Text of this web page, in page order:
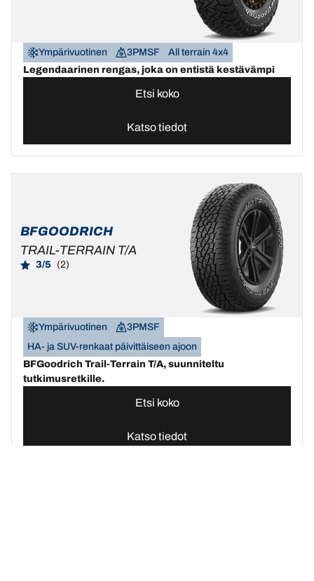
Ympärivuotinen 3PMSF
All terrain 4x4
Legendaarinen rengas, joka on entistä kestävämpi
Etsi koko
Katso tiedot
BFGOODRICH
TRAIL-TERRAIN T/A
3/5 (2)
Ympärivuotinen
3PMSF
HA- ja SUV-renkaat päivittäiseen ajoon
BFGoodrich Trail-Terrain T/A, suunniteltu
tutkimusretkille.
Etsi koko
Katso tiedot